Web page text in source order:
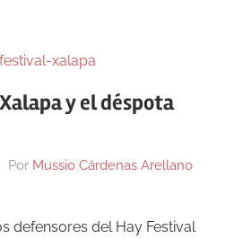
y el déspota
Por Mussio Cárdenas Arellano
defensores del Hay Festival